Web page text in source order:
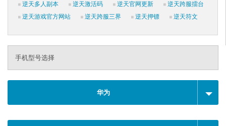
逆天多人副本
逆天激活码 逆天官网更新
逆天跨服擂台
逆天游戏官方网站
逆天跨服三界 逆天押镖 逆天符文
手机型号选择
华为